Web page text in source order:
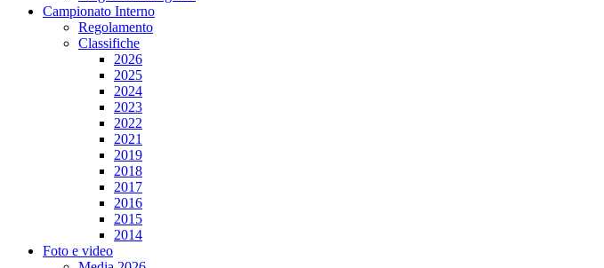
Campionato Interno
Regolamento
Classifiche
2026
2025
2024
2023
2022
2021
2019
2018
2017
2016
2015
2014
Foto e video